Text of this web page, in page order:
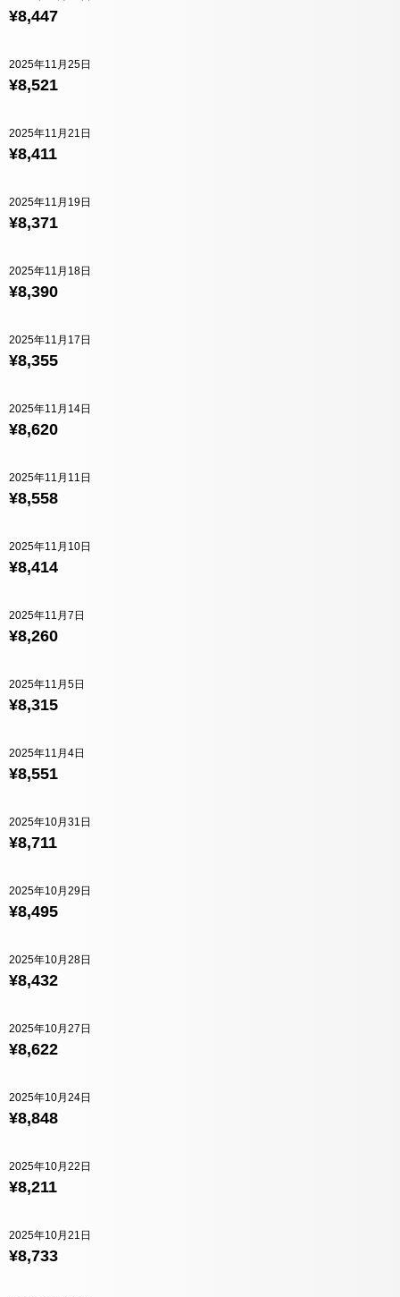
¥8,447
¥8,521
2025年11月25日
¥8,411
2025年11月21日
¥8,371
2025年11月19日
¥8,390
2025年11月18日
¥8,355
2025年11月17日
¥8,620
2025年11月14日
¥8,558
2025年11月11日
¥8,414
2025年11月10日
¥8,260
2025年11月7日
¥8,315
2025年11月5日
¥8,551
2025年11月4日
¥8,711
2025年10月31日
¥8,495
2025年10月29日
¥8,432
2025年10月28日
¥8,622
2025年10月27日
¥8,848
2025年10月24日
¥8,211
2025年10月22日
¥8,733
2025年10月21日